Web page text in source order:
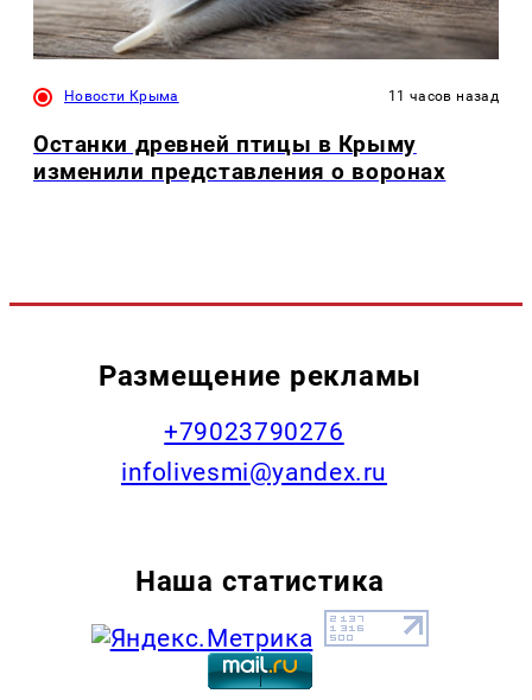
Новости Крыма 11 часов назад
Останки древней птицы в Крыму
изменили представления о воронах
Размещение рекламы
+79023790276
infolivesmi@yandex.ru
Наша статистика